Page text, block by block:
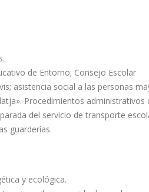
de Entorno; Consejo Escolar
asistencia social a las personas
Procedimientos administrativos
del servicio de transporte
guarderías.
y ecológica.